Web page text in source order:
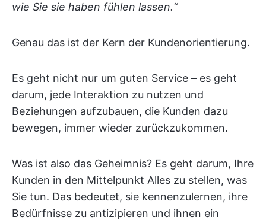
wie Sie sie haben fühlen lassen.“
Genau das ist der Kern der Kundenorientierung.
Es geht nicht nur um guten Service – es geht
darum, jede Interaktion zu nutzen und
Beziehungen aufzubauen, die Kunden dazu
bewegen, immer wieder zurückzukommen.
Was ist also das Geheimnis? Es geht darum, Ihre
Kunden in den Mittelpunkt Alles zu stellen, was
Sie tun. Das bedeutet, sie kennenzulernen, ihre
Bedürfnisse zu antizipieren und ihnen ein